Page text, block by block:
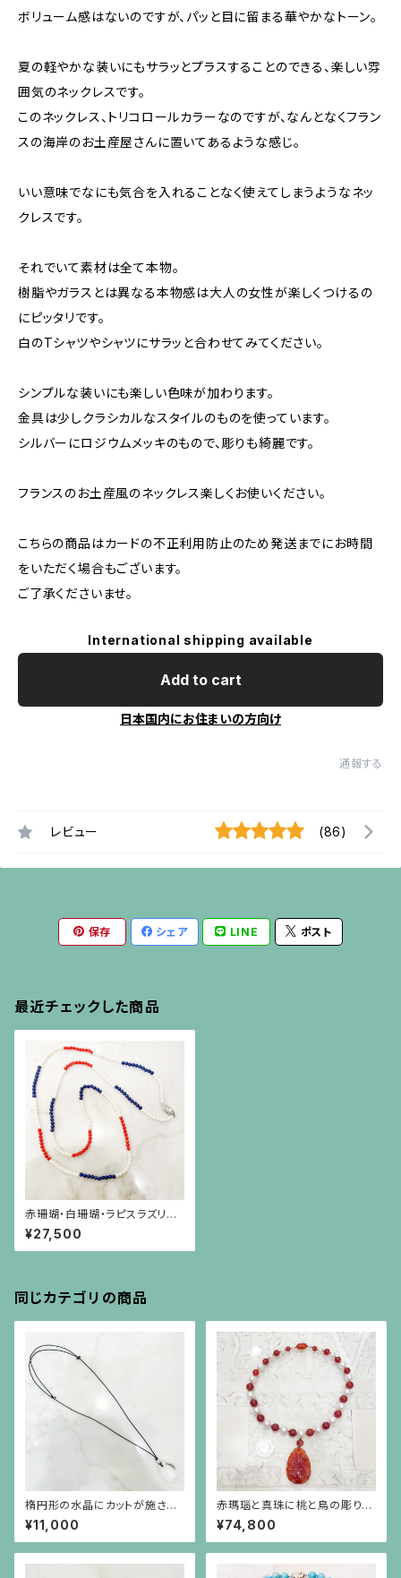
ボリューム感はないのですが、パッと目に留まる華やかなトーン。
夏の軽やかな装いにもサラッとプラスすることのできる、楽しい雰
囲気のネックレスです。
このネックレス、トリコロールカラーなのですが、なんとなくフラン
スの海岸のお土産屋さんに置いてあるような感じ。
いい意味でなにも気合を入れることなく使えてしまうようなネッ
クレスです。
それでいて素材は全て本物。
樹脂やガラスとは異なる本物感は大人の女性が楽しくつけるの
にピッタリです。
白のTシャツやシャツにサラッと合わせてみてください。
シンプルな装いにも楽しい色味が加わります。
金具は少しクラシカルなスタイルのものを使っています。
シルバーにロジウムメッキのもので、彫りも綺麗です。
フランスのお土産風のネックレス楽しくお使いください。
こちらの商品はカードの不正利用防止のため発送までにお時間
をいただく場合もございます。
ご了承くださいませ。
International shipping available
Add to cart
日本国内にお住まいの方向け
通報する
レビュー (86)
保存 シェア LINE ポスト
最近チェックした商品
赤珊瑚・白珊瑚・ラピスラズリの
トリコロールカラーのロングネッ
クレス
¥27,500
同じカテゴリの商品
楕円形の水晶にカットが施され
たシルバーボールの黒紐のネッ
クレス
¥11,000
赤瑪瑙と真珠に桃と鳥の彫りの
赤瑪瑙が揺れるネックレス
¥74,800